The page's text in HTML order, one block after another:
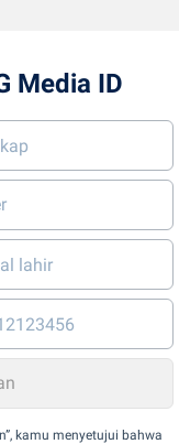
Media ID
kamu menyetujui bahwa